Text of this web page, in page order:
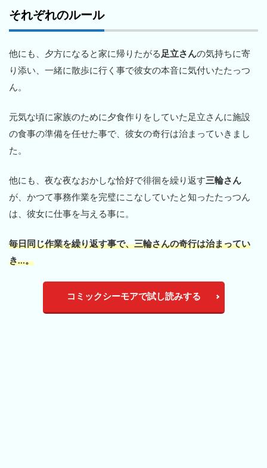
それぞれのルール
他にも、夕方になると家に帰りたがる 足立さんの気持ちに寄
り添い、一緒に散歩に行く事で彼女の本音に気付いたたっつ
ん。
元気な頃に家族のために夕食作りをしていた足立さんに施設
の食事の準備を任せた事で、彼女の奇行は治まっていきまし
た。
他にも、夜な夜なおかしな恰好で徘徊を繰り返す三輪さん
が、かつて事務作業を完璧にこなしていたと知ったたっつん
は、彼女に仕事を与える事に。
毎日同じ作業を繰り返す事で、三輪さんの奇行は治まってい
き…。
コミックシーモアで試し読みする